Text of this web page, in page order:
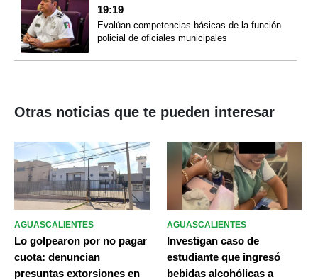
19:19
Evalúan competencias básicas de la función
policial de oficiales municipales
Otras noticias que te pueden interesar
AGUASCALIENTES
Lo golpearon por no pagar
cuota: denuncian
presuntas extorsiones en
AGUASCALIENTES
Investigan caso de
estudiante que ingresó
bebidas alcohólicas a